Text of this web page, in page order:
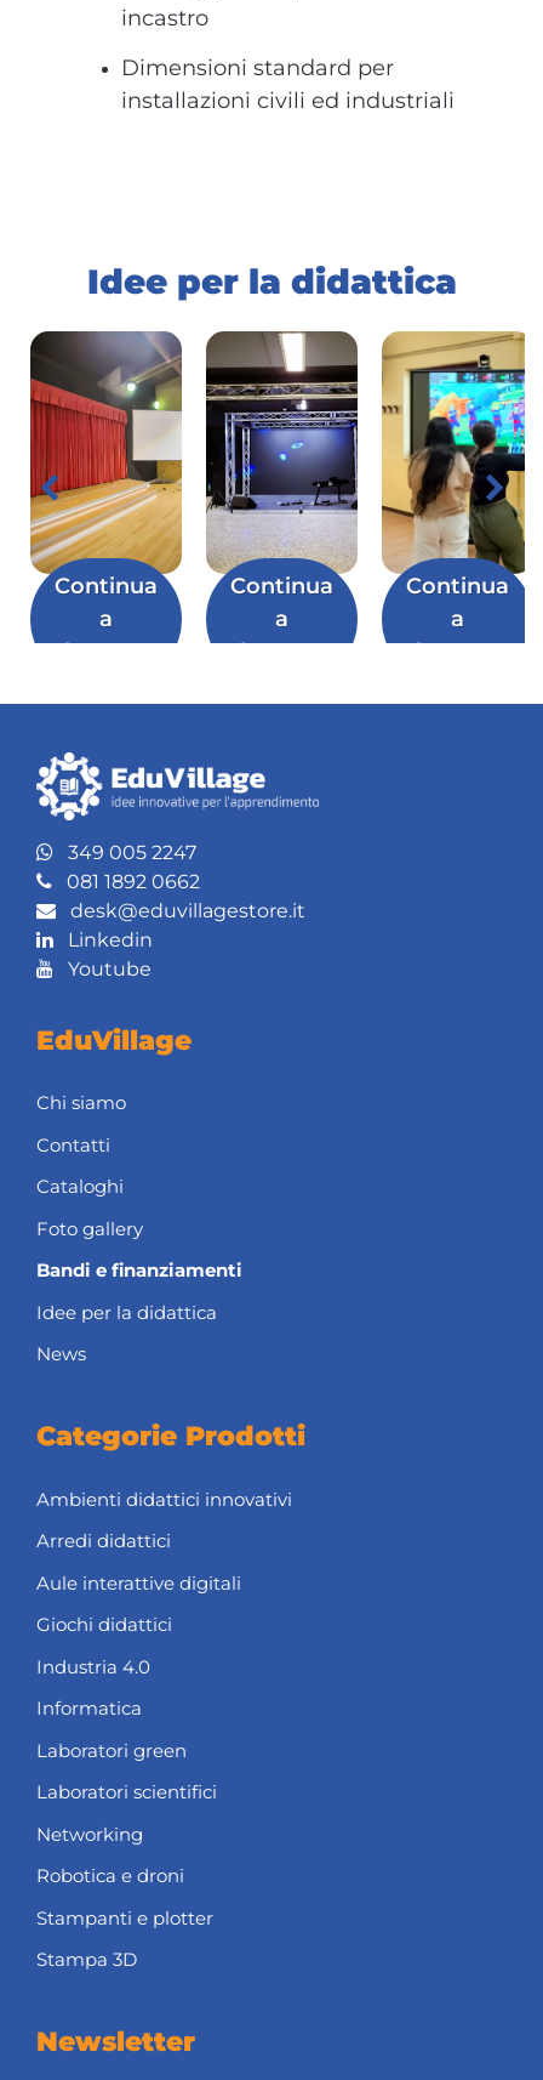
incastro
Dimensioni standard per
installazioni civili ed industriali
Idee per la didattica
Continua
a
leggere
Continua
a
leggere
Continua
a
leggere
349 005 2247
081 1892 0662
desk@eduvillagestore.it
Linkedin
Youtube
EduVillage
Chi siamo
Contatti
Cataloghi
Foto gallery
Bandi e finanziamenti
Idee per la didattica
News
Categorie Prodotti
Ambienti didattici innovativi
Arredi didattici
Aule interattive digitali
Giochi didattici
Industria 4.0
Informatica
Laboratori green
Laboratori scientifici
Networking
Robotica e droni
Stampanti e plotter
Stampa 3D
Newsletter